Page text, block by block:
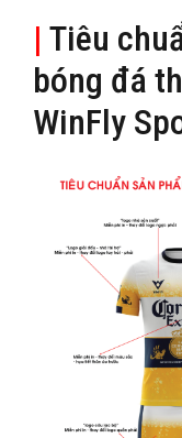
| Tiêu
bóng đá
WinFly